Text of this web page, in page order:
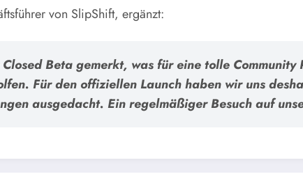
von SlipShift, ergänzt:
Beta gemerkt, was für eine tolle
Für den offiziellen Launch haben wir uns
ausgedacht. Ein regelmäßiger Besuch auf